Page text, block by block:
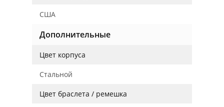
США
Дополнительные
Цвет корпуса
Стальной
Цвет браслета / ремешка